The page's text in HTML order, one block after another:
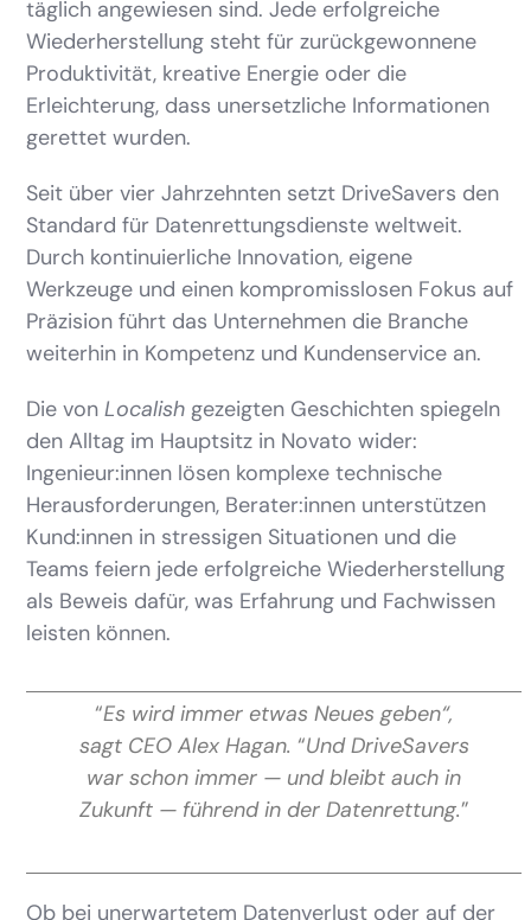
täglich angewiesen sind. Jede erfolgreiche
Wiederherstellung steht für zurückgewonnene
Produktivität, kreative Energie oder die
Erleichterung, dass unersetzliche Informationen
gerettet wurden.
Seit über vier Jahrzehnten setzt DriveSavers den
Standard für Datenrettungsdienste weltweit.
Durch kontinuierliche Innovation, eigene
Werkzeuge und einen kompromisslosen Fokus auf
Präzision führt das Unternehmen die Branche
weiterhin in Kompetenz und Kundenservice an.
Die vonLocalish gezeigten Geschichten spiegeln
den Alltag im Hauptsitz in Novato wider:
Ingenieur:innen lösen komplexe technische
Herausforderungen, Berater:innen unterstützen
Kund:innen in stressigen Situationen und die
Teams feiern jede erfolgreiche Wiederherstellung
als Beweis dafür, was Erfahrung und Fachwissen
leisten können.
“Es wird immer etwas Neues geben“,
sagt CEO Alex Hagan. “Und DriveSavers
war schon immer — und bleibt auch in
Zukunft — führend in der Datenrettung.”
Ob bei unerwartetem Datenverlust oder auf der